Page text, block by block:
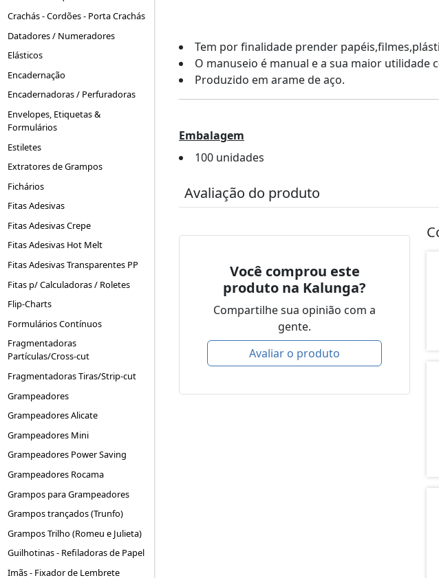
Crachás - Cordões - Porta Crachás
Datadores / Numeradores
Elásticos
Encadernação
Encadernadoras / Perfuradoras
Envelopes, Etiquetas &
Formulários
Estiletes
Extratores de Grampos
Fichários
Fitas Adesivas
Fitas Adesivas Crepe
Fitas Adesivas Hot Melt
Fitas Adesivas Transparentes PP
Fitas p/ Calculadoras / Roletes
Flip-Charts
Formulários Contínuos
Fragmentadoras
Partículas/Cross-cut
Fragmentadoras Tiras/Strip-cut
Grampeadores
Grampeadores Alicate
Grampeadores Mini
Grampeadores Power Saving
Grampeadores Rocama
Grampos para Grampeadores
Grampos trançados (Trunfo)
Grampos Trilho (Romeu e Julieta)
Guilhotinas - Refiladoras de Papel
Imãs - Fixador de Lembrete
Tem por finalidade prender
O manuseio é manual e a sua maior
Produzido em arame de aço.
Embalagem
100 unidades
Avaliação do produto
Você comprou este
produto na Kalunga?
Compartilhe sua opinião com a
gente.
Avaliar o produto